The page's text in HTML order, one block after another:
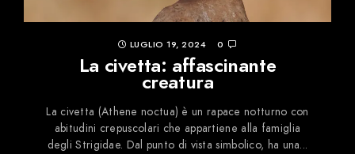
LUGLIO 19, 2024 0
La civetta: affascinante
creatura
La civetta (Athene noctua) è un rapace notturno con
abitudini crepuscolari che appartiene alla famiglia
degli Strigidae. Dal punto di vista simbolico, ha una...